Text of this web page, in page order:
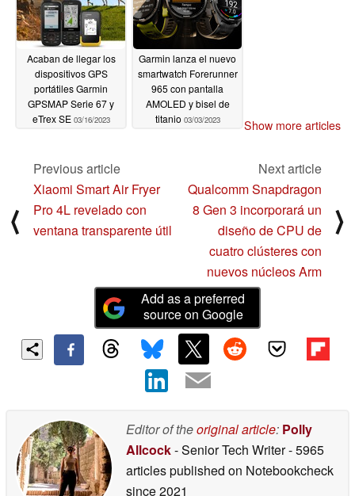
Acaban de llegar los
dispositivos GPS
portátiles Garmin
GPSMAP Serie 67 y
eTrex SE 03/16/2023
Garmin lanza el nuevo
smartwatch Forerunner
965 con pantalla
AMOLED y bisel de
titanio 03/03/2023 Show more articles
⟨
Previous article
Xiaomi Smart Air Fryer
Pro 4L revelado con
ventana transparente útil
Next article
Qualcomm Snapdragon
8 Gen 3 incorporará un
diseño de CPU de
cuatro clústeres con
nuevos núcleos Arm
⟩
Add as a preferred
source on Google
Editor of theoriginal article: Polly
Allcock- Senior Tech Writer- 5965
articles published on Notebookcheck
since 2021